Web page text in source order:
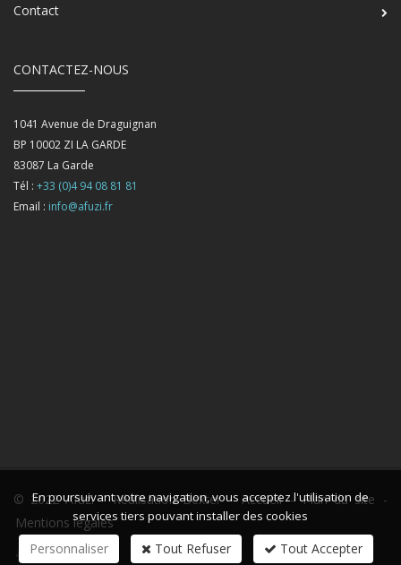
Contact
CONTACTEZ-NOUS
1041 Avenue de Draguignan
BP 10002 ZI LA GARDE
83087 La Garde
Tél : +33 (0)4 94 08 81 81
Email : info@afuzi.fr
© 2022 Afuzi -Réalisation Bexter- Accueil -Plan du site -
Mentions légales
En poursuivant votre navigation, vous acceptez l'utilisation de
services tiers pouvant installer des cookies
Personnaliser Tout Refuser Tout Accepter